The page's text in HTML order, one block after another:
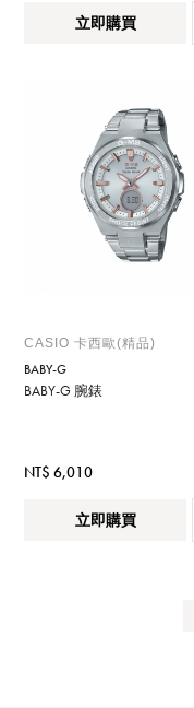
立即購買
CASIO 卡西歐(精品)
BABY-G
BABY-G 腕錶
NT$ 6,010
立即購買